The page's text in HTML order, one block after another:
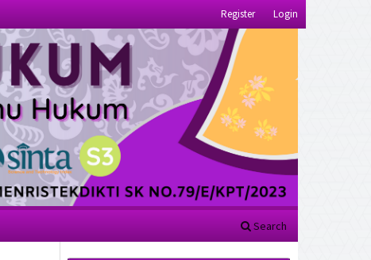
Search
Register Login